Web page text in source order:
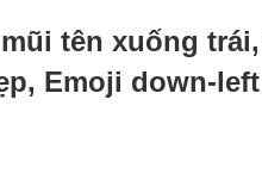
tên xuống
Emoji down-